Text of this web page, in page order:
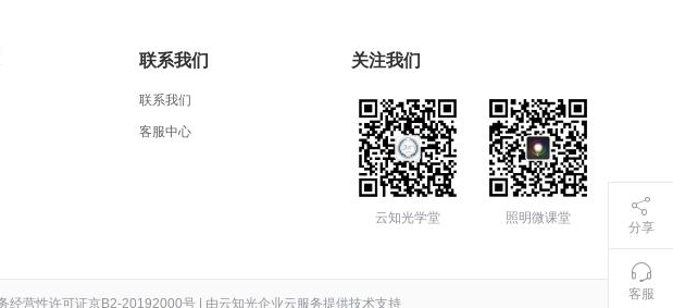
分享
客服
联系我们
联系我们
客服中心
关注我们
云知光学堂 照明微课堂
经营性许可证京B2-20192000号 由云知光企业云服务提供技术支持